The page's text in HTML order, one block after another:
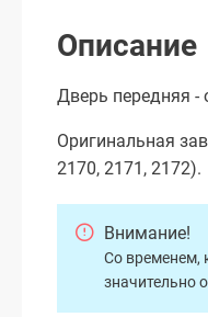
Описание
Дверь передняя -
Оригинальная
2170, 2171, 2172).
Внимание!
Со временем,
значительно